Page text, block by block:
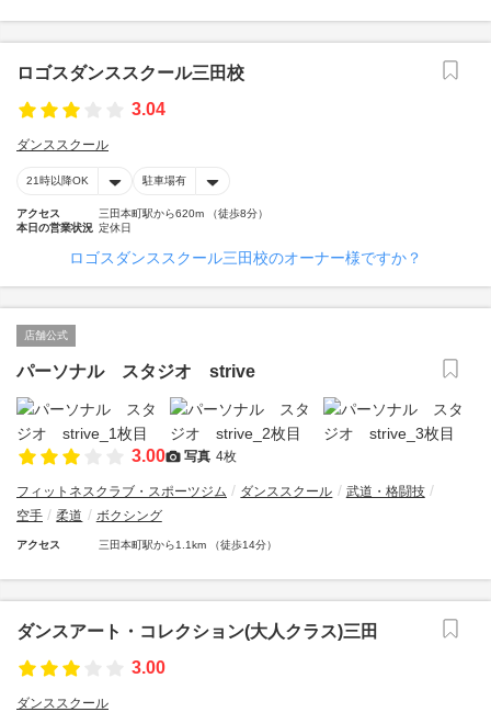
ロゴスダンススクール三田校
3.04
ダンススクール
21時以降OK 駐車場有
アクセス
三田本町駅から620m （徒歩8分）
本日の営業状況 定休日
ロゴスダンススクール三田校のオーナー様ですか？
店舗公式
パーソナル スタジオ strive
3.00 写真 4枚
フィットネスクラブ・スポーツジム ダンススクール
武道・格闘技
空手
柔道 ボクシング
アクセス 三田本町駅から1.1km （徒歩14分）
ダンスアート・コレクション(大人クラス)三田
3.00
ダンススクール